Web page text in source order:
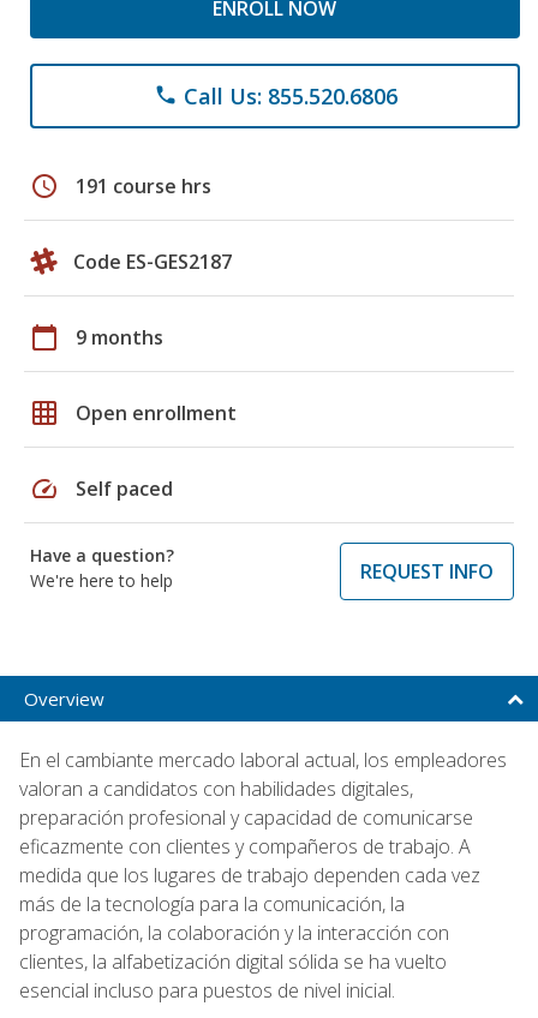
ENROLL NOW
phone Call Us: 855.520.6806
schedule 191 course hrs
Code ES-GES2187
calendar_today 9 months
grid_on Open enrollment
speed Self paced
Have a question?
We're here to help
REQUEST INFO
Overview
En el cambiante mercado laboral actual, los empleadores
valoran a candidatos con habilidades digitales,
preparación profesional y capacidad de comunicarse
eficazmente con clientes y compañeros de trabajo. A
medida que los lugares de trabajo dependen cada vez
más de la tecnología para la comunicación, la
programación, la colaboración y la interacción con
clientes, la alfabetización digital sólida se ha vuelto
esencial incluso para puestos de nivel inicial.